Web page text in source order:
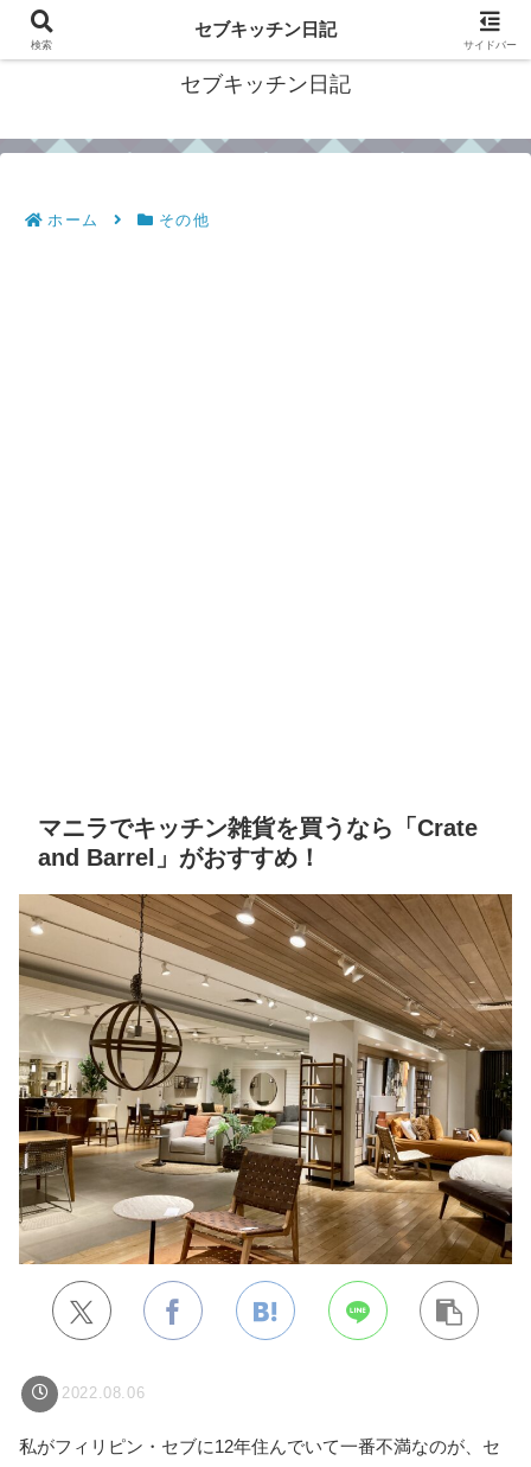
フィリピン・セブの移住情報やおすすめ食材・レシピを発信
セブキッチン日記
ホーム その他
マニラでキッチン雑貨を買うなら「Crate
and Barrel」がおすすめ！
2022.08.06
私がフィリピン・セブに12年住んでいて一番不満なのが、セ
検索
セブキッチン日記
サイドバー